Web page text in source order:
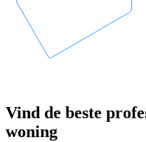
Vind de beste
woning